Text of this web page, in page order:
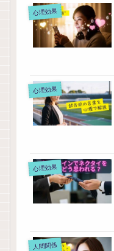
心理効果
心理効果
心理効果
人間関係